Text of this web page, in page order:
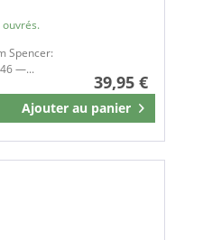
Spencer:
—...
39,95 €
Ajouter au panier
Mémoriser